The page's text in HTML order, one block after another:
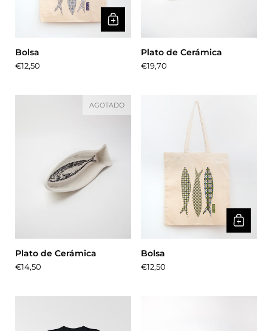
Bolsa
Precio:
€12,50
Plato de Cerámica
Precio:
€19,70
Plato de Cerámica
Precio:
€14,50
AGOTADO
Bolsa
Precio:
€12,50